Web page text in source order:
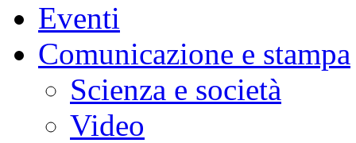
Eventi
Comunicazione e stampa
Scienza e società
Video